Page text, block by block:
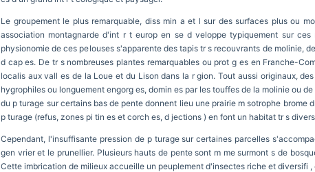
Le groupement le plus remarquable, diss min a et l sur des surfaces plus ou
association montagnarde d'int r t europ en se d veloppe typiquement sur
physionomie de ces pelouses s'apparente des tapis tr s recouvrants de molinie,
d cap es. De tr s nombreuses plantes remarquables ou prot g es en Franche-
localis aux vall es de la Loue et du Lison dans la r gion. Tout aussi originaux,
hygrophiles ou longuement engorg es, domin es par les touffes de la molinie ou
du p turage sur certains bas de pente donnent lieu une prairie m sotrophe
p turage (refus, zones pi tin es et corch es, d jections ) en font un habitat tr s
Cependant, l'insuffisante pression de p turage sur certaines parcelles
gen vrier et le prunellier. Plusieurs hauts de pente sont m me surmont s de
Cette imbrication de milieux accueille un peuplement d'insectes riche et diversifi